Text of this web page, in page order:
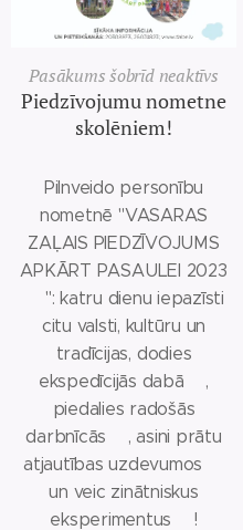
Pasākums šobrīd neaktīvs
Piedzīvojumu nometne
skolēniem!
Pilnveido personību
nometnē "VASARAS
ZAĻAIS PIEDZĪVOJUMS
APKĀRT PASAULEI 2023
🌍": katru dienu iepazīsti
citu valsti, kultūru un
tradīcijas, dodies
ekspedīcijās dabā🌳,
piedalies radošās
darbnīcās🎨, asini prātu
atjautības uzdevumos💡
un veic zinātniskus
eksperimentus🧪!